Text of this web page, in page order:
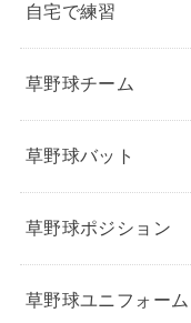
自宅で練習
草野球チーム
草野球バット
草野球ポジション
草野球ユニフォーム